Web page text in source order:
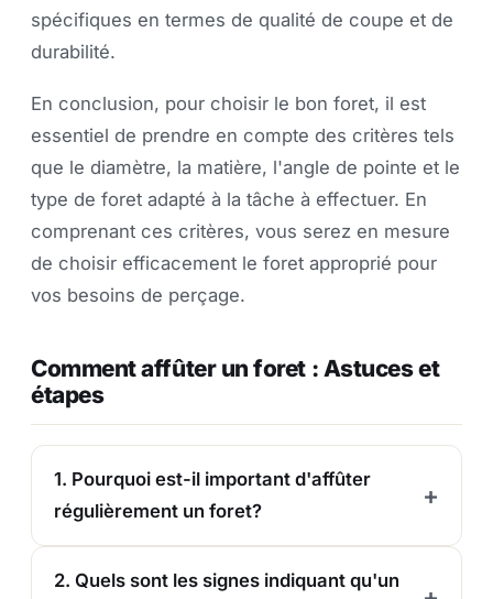
spécifiques en termes de qualité de coupe et de
durabilité.
En conclusion, pour choisir le bon foret, il est
essentiel de prendre en compte des critères tels
que le diamètre, la matière, l'angle de pointe et le
type de foret adapté à la tâche à effectuer. En
comprenant ces critères, vous serez en mesure
de choisir efficacement le foret approprié pour
vos besoins de perçage.
Comment affûter un foret : Astuces et
étapes
1. Pourquoi est-il important d'affûter
régulièrement un foret?
2. Quels sont les signes indiquant qu'un